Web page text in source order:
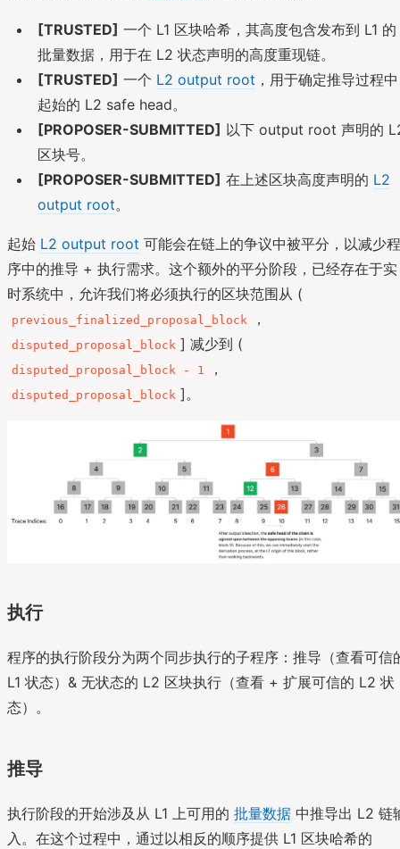
[TRUSTED] 一个 L1 区块哈希，其高度包含发布到 L1 的
批量数据，用于在 L2 状态声明的高度重现链。
[TRUSTED] 一个 L2 output root ，用于确定推导过程中
起始的 L2 safe head。
[PROPOSER-SUBMITTED] 以下 output root 声明的
区块号。
[PROPOSER-SUBMITTED] 在上述区块高度声明的 L2
output root。
起始 L2 output root 可能会在链上的争议中被平分，以减少程
序中的推导 + 执行需求。这个额外的平分阶段，已经存在于实
时系统中，允许我们将必须执行的区块范围从 (
previous_finalized_proposal_block ，
disputed_proposal_block ] 减少到 (
disputed_proposal_block - 1 ，
disputed_proposal_block ]。
执行
程序的执行阶段分为两个同步执行的子程序：推导（查看可信
L1 状态）& 无状态的 L2 区块执行（查看 + 扩展可信的 L2 状
态）。
推导
执行阶段的开始涉及从 L1 上可用的 批量数据 中推导出 L2 链
入。在这个过程中，通过以相反的顺序提供 L1 区块哈希的